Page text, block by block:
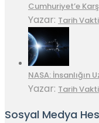
Cumhuriyet’e
Yazar: Tarih Vakti
NASA: İnsanlığın
Yazar: Tarih Vakti
Sosyal Medya